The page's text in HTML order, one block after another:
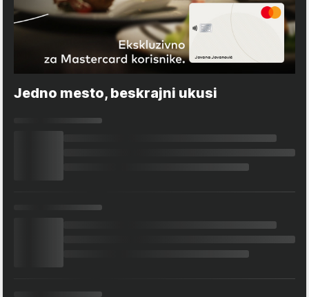
Jedno mesto, beskrajni ukusi